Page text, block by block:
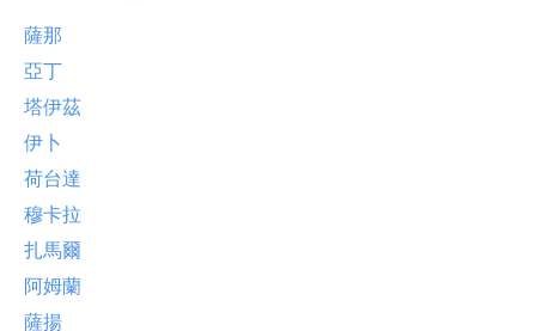
薩那
亞丁
塔伊茲
伊卜
荷台達
穆卡拉
扎馬爾
阿姆蘭
薩揚